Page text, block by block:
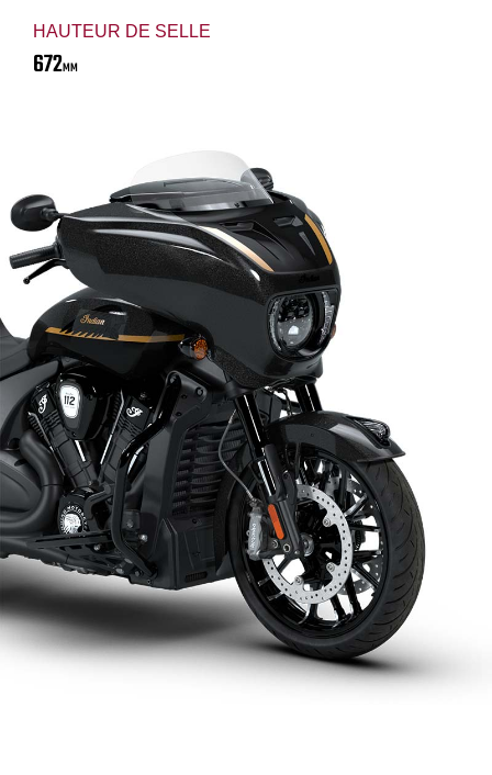
HAUTEUR DE SELLE
672MM